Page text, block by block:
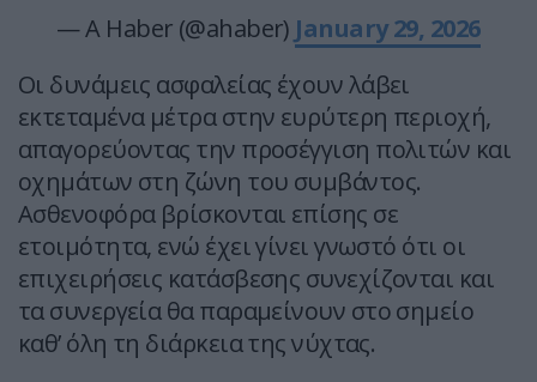
— A Haber (@ahaber) January 29, 2026
Οι δυνάμεις ασφαλείας έχουν λάβει
εκτεταμένα μέτρα στην ευρύτερη περιοχή,
απαγορεύοντας την προσέγγιση πολιτών και
οχημάτων στη ζώνη του συμβάντος.
Ασθενοφόρα βρίσκονται επίσης σε
ετοιμότητα, ενώ έχει γίνει γνωστό ότι οι
επιχειρήσεις κατάσβεσης συνεχίζονται και
τα συνεργεία θα παραμείνουν στο σημείο
καθ’ όλη τη διάρκεια της νύχτας.